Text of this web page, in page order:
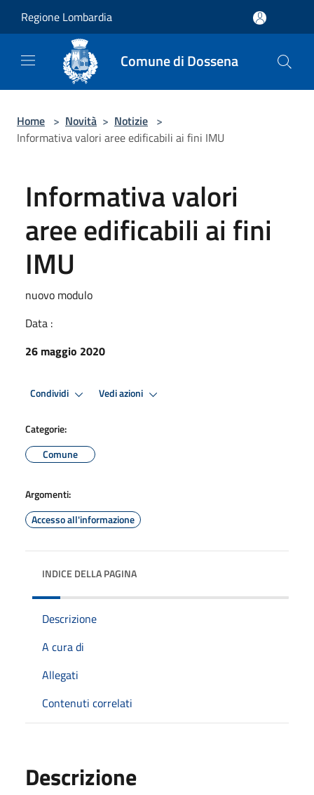
Regione Lombardia
Comune di Dossena
Home > Novità > Notizie >
Informativa valori aree edificabili ai fini IMU
Informativa valori
aree edificabili ai fini
IMU
nuovo modulo
Data :
26 maggio 2020
Condividi Vedi azioni
Categorie:
Comune
Argomenti:
Accesso all'informazione
INDICE DELLA PAGINA
Descrizione
A cura di
Allegati
Contenuti correlati
Descrizione